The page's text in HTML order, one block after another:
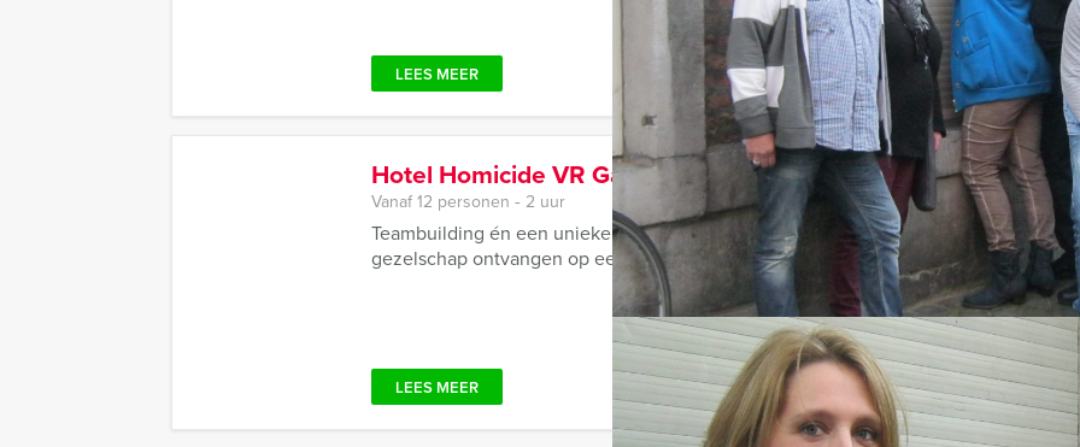
LEES MEER
Hotel Homicide VR Game in Dordrecht
Vanaf 12 personen ‐ 2 uur
Teambuilding én een unieke ervaring komen samen bij de VR-games van Dordt
gezelschap ontvangen op een gezellige locatie. Na een korte ...
LEES MEER